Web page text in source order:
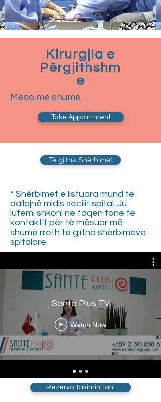
Kirurgjia e
Përgjithshm
e
Mëso më shumë
Take Appointment
Të gjitha Shërbimet
* Shërbimet e listuara mund të
dallojnë midis secilit spital. Ju
lutemi shkoni në faqen tonë të
kontaktit për të mësuar më
shumë rreth të gjitha shërbimeve
spitalore.
Sante Plus TV
Watch Now
Rezervo Takimin Tani